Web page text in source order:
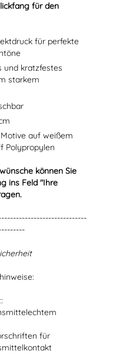
für den
für perfekte
und kratzfestes
starkem
auf weißem
Polypropylen
können Sie
ins Feld "Ihre
für